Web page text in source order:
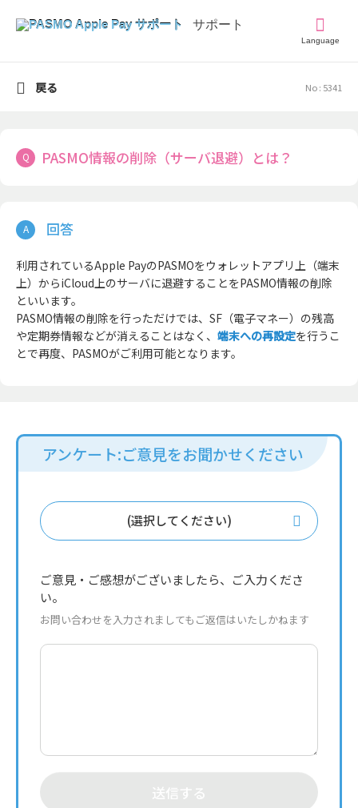
Language
No : 5341
PASMO情報の削除（サーバ退避）とは？
利用されているApple PayのPASMOをウォレットアプリ上（端末
上）からiCloud上のサーバに退避することをPASMO情報の削除
といいます。
PASMO情報の削除を行っただけでは、SF（電子マネー）の残高
や定期券情報などが消えることはなく、 端末への再設定を行うこ
とで再度、PASMOがご利用可能となります。
戻る
アンケート:ご意見をお聞かせください
(選択してください)
ご意見・ご感想がございましたら、ご入力くださ
い。
お問い合わせを入力されましてもご返信はいたしかねます
送信する